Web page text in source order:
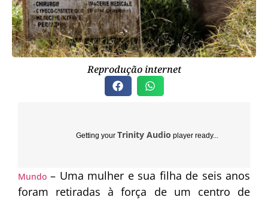
Reprodução internet
Getting your Trinity Audio player ready...
Mundo – Uma mulher e sua filha de seis anos
foram retiradas à força de um centro de